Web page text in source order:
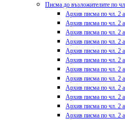
Писма до възложителите по
Архив писма по чл. 2
Архив писма по чл. 2
Архив писма по чл. 2
Архив писма по чл. 2
Архив писма по чл. 2
Архив писма по чл. 2
Архив писма по чл. 2
Архив писма по чл. 2
Архив писма по чл. 2
Архив писма по чл. 2
Архив писма по чл. 2
Архив писма по чл. 2